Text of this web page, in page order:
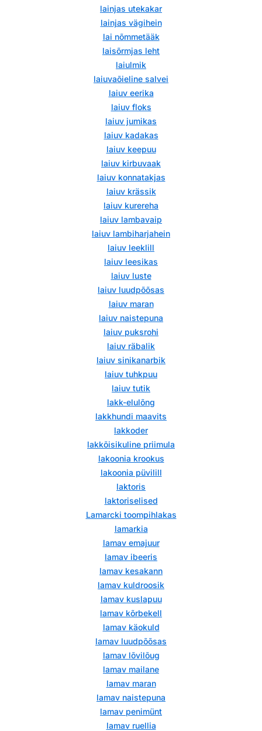
lainjas utekakar
lainjas vägihein
lai nõmmetääk
laisõrmjas leht
laiulmik
laiuvaõieline salvei
laiuv eerika
laiuv floks
laiuv jumikas
laiuv kadakas
laiuv keepuu
laiuv kirbuvaak
laiuv konnatakjas
laiuv krässik
laiuv kurereha
laiuv lambavaip
laiuv lambiharjahein
laiuv leeklill
laiuv leesikas
laiuv luste
laiuv luudpõõsas
laiuv maran
laiuv naistepuna
laiuv puksrohi
laiuv räbalik
laiuv sinikanarbik
laiuv tuhkpuu
laiuv tutik
lakk-elulõng
lakkhundi maavits
lakkoder
lakkõisikuline priimula
lakoonia krookus
lakoonia püvilill
laktoris
laktoriselised
Lamarcki toompihlakas
lamarkia
lamav emajuur
lamav ibeeris
lamav kesakann
lamav kuldroosik
lamav kuslapuu
lamav kõrbekell
lamav käokuld
lamav luudpõõsas
lamav lõvilõug
lamav mailane
lamav maran
lamav naistepuna
lamav penimünt
lamav ruellia